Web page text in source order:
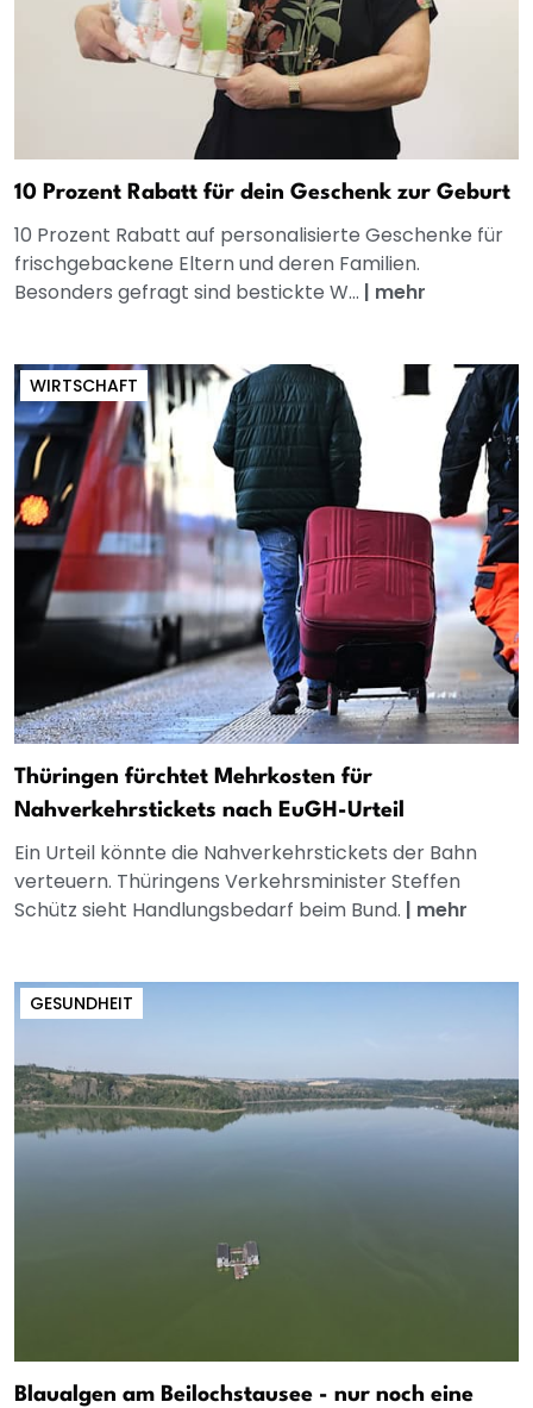
10 Prozent Rabatt für dein Geschenk zur Geburt
10 Prozent Rabatt auf personalisierte Geschenke für
frischgebackene Eltern und deren Familien.
Besonders gefragt sind bestickte W... | mehr
WIRTSCHAFT
Thüringen fürchtet Mehrkosten für
Nahverkehrstickets nach EuGH-Urteil
Ein Urteil könnte die Nahverkehrstickets der Bahn
verteuern. Thüringens Verkehrsminister Steffen
Schütz sieht Handlungsbedarf beim Bund. | mehr
GESUNDHEIT
Blaualgen am Beilochstausee - nur noch eine